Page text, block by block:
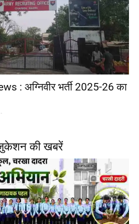
: अग्निवीर भर्ती 2025-26 का
-
की खबरें